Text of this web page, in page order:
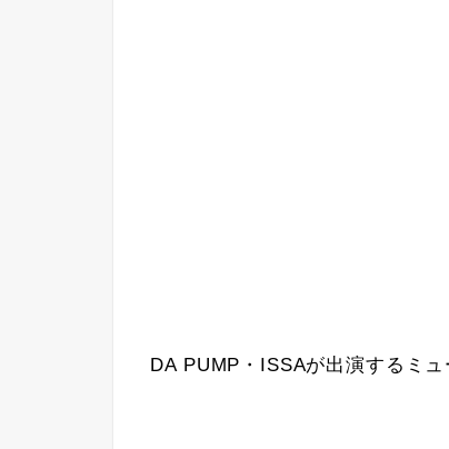
DA PUMP・ISSAが出演するミ